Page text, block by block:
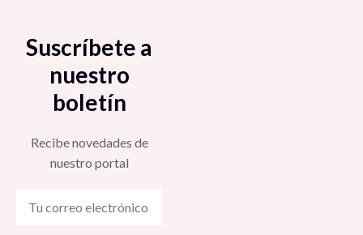
Suscríbete a
nuestro
boletín
Recibe novedades de
nuestro portal